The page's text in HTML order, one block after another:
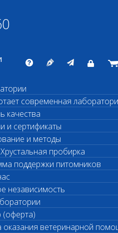
БИО
лаборатория
современная
качества
и сертификаты
и методы
пробирка
поддержки питомников
независимость
(оферта)
оказания ветеринарной